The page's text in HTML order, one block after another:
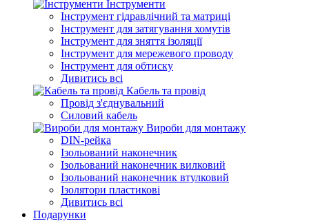
Інструменти
Інструмент гідравлічний та матриці
Інструмент для затягування хомутів
Інструмент для зняття ізоляції
Інструмент для мережевого проводу
Інструмент для обтиску
Дивитись всі
Кабель та провід
Провід з'єднувальний
Силовий кабель
Вироби для монтажу
DIN-рейка
Ізольований наконечник
Ізольований наконечник вилковий
Ізольований наконечник втулковий
Ізолятори пластикові
Дивитись всі
Подарунки